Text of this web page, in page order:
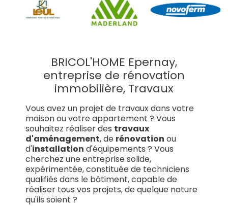
BRICOL'HOME Epernay,
entreprise de rénovation
immobilière, Travaux
Vous avez un projet de travaux dans votre
maison ou votre appartement ? Vous
souhaitez réaliser des travaux
d'aménagement, de rénovation ou
d'installation d'équipements ? Vous
cherchez une entreprise solide,
expérimentée, constituée de techniciens
qualifiés dans le bâtiment, capable de
réaliser tous vos projets, de quelque nature
qu'ils soient ?